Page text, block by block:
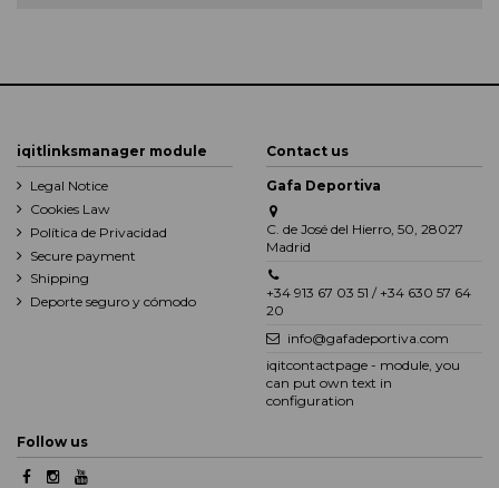
iqitlinksmanager module
Legal Notice
Cookies Law
Política de Privacidad
Secure payment
Shipping
Deporte seguro y cómodo
Contact us
Gafa Deportiva
C. de José del Hierro, 50, 28027
Madrid
+34 913 67 03 51 / +34 630 57 64
20
info@gafadeportiva.com
iqitcontactpage - module, you
can put own text in
configuration
Follow us